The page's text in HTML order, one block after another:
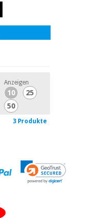
Anzeigen
10
25
50
3 Produkte